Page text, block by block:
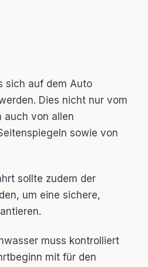
sich auf dem Auto
Dies nicht nur vom
auch von allen
sowie von
sollte zudem der
um eine sichere,
muss kontrolliert
mit für den